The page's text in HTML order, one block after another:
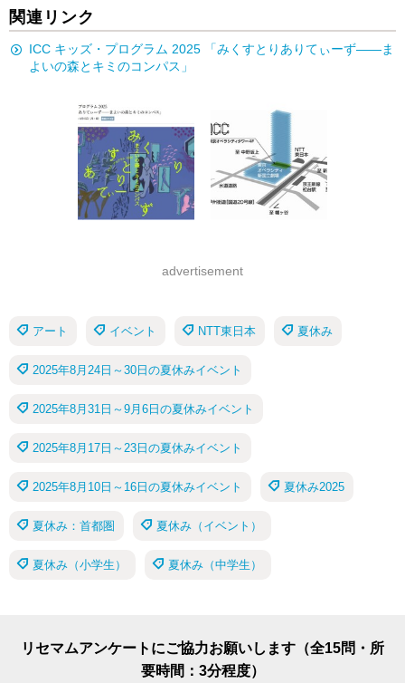
関連リンク
ICC キッズ・プログラム 2025 「みくすとりありてぃーず——ま
よいの森とキミのコンパス」
advertisement
アート イベント NTT東日本 夏休み
2025年8月24日～30日の夏休みイベント
2025年8月31日～9月6日の夏休みイベント
2025年8月17日～23日の夏休みイベント
2025年8月10日～16日の夏休みイベント 夏休み2025
夏休み：首都圏 夏休み（イベント）
夏休み（小学生） 夏休み（中学生）
リセマムアンケートにご協力お願いします（全15問・所
要時間：3分程度）